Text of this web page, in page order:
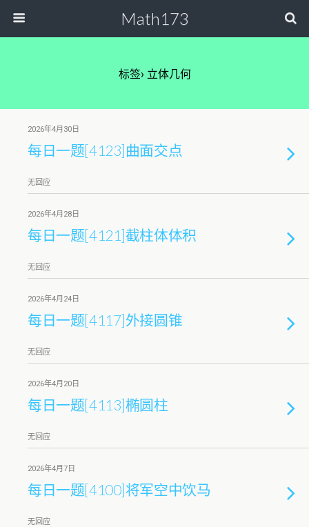
Math173
标签› 立体几何
2026年4月30日
每日一题[4123]曲面交点
无回应
2026年4月28日
每日一题[4121]截柱体体积
无回应
2026年4月24日
每日一题[4117]外接圆锥
无回应
2026年4月20日
每日一题[4113]椭圆柱
无回应
2026年4月7日
每日一题[4100]将军空中饮马
无回应